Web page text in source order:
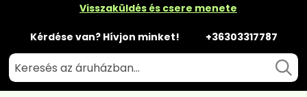
Visszaküldés és csere menete
Kérdése van? Hívjon minket! +36303317787